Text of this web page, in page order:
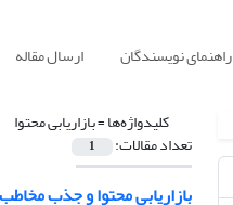
راهنمای نویسندگان ارسال مقاله
کلیدواژه‌ها =بازاریابی محتوا
تعداد مقالات: 1
بازاریابی محتوا و جذب